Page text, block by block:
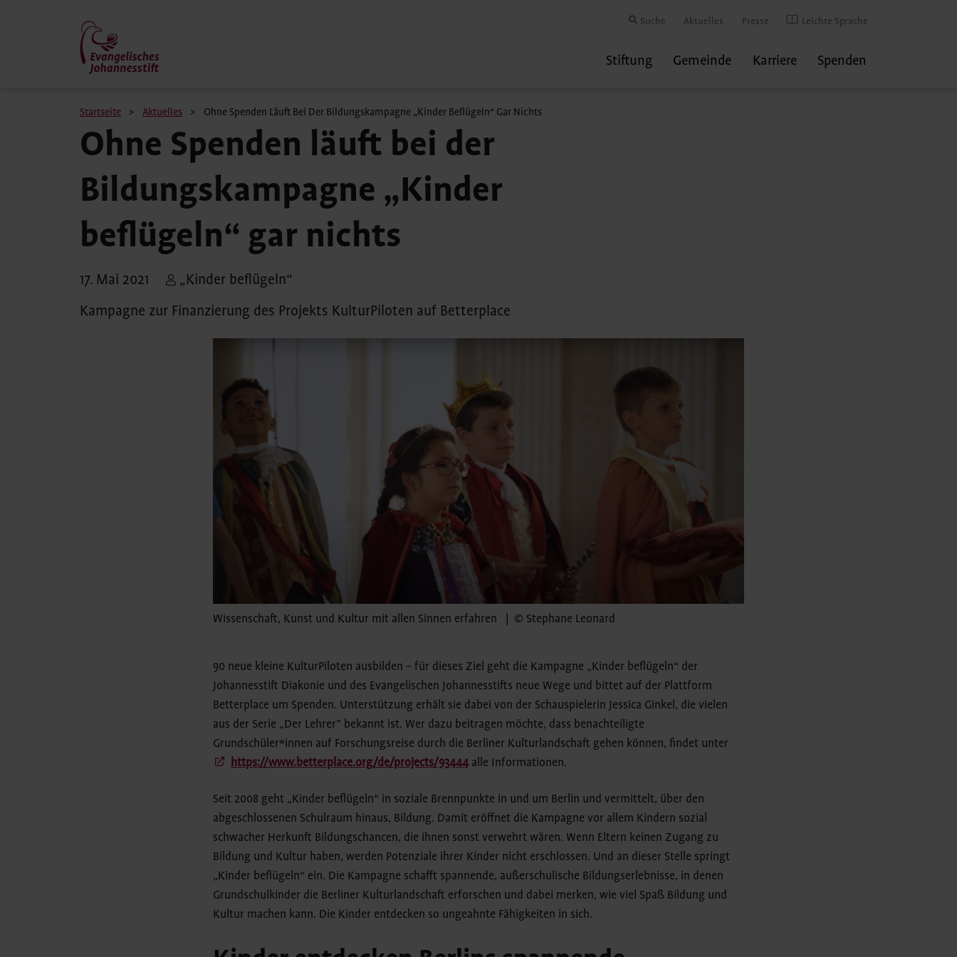
Suche Aktuelles Presse Leichte Sprache
Stiftung Gemeinde Karriere Spenden
Pfadnavigation
Startseite Aktuelles Ohne Spenden Läuft Bei Der Bildungskampagne „Kinder Beflügeln“ Gar Nichts
Ohne Spenden läuft bei der
Bildungskampagne „Kinder
beflügeln“ gar nichts
17. Mai 2021
„Kinder beflügeln“
Kampagne zur Finanzierung des Projekts KulturPiloten auf Betterplace
Wissenschaft, Kunst und Kultur mit allen Sinnen erfahren | © Stephane Leonard
90 neue kleine KulturPiloten ausbilden – für dieses Ziel geht die Kampagne „Kinder beflügeln“ der
Johannesstift Diakonie und des Evangelischen Johannesstifts neue Wege und bittet auf der Plattform
Betterplace um Spenden. Unterstützung erhält sie dabei von der Schauspielerin Jessica Ginkel, die vielen
aus der Serie „Der Lehrer” bekannt ist. Wer dazu beitragen möchte, dass benachteiligte
Grundschüler*innen auf Forschungsreise durch die Berliner Kulturlandschaft gehen können, findet unter
https://www.betterplace.org/de/projects/93444alle Informationen.
Seit 2008 geht „Kinder beflügeln“ in soziale Brennpunkte in und um Berlin und vermittelt, über den
abgeschlossenen Schulraum hinaus, Bildung. Damit eröffnet die Kampagne vor allem Kindern sozial
schwacher Herkunft Bildungschancen, die ihnen sonst verwehrt wären. Wenn Eltern keinen Zugang zu
Bildung und Kultur haben, werden Potenziale ihrer Kinder nicht erschlossen. Und an dieser Stelle springt
„Kinder beflügeln“ ein. Die Kampagne schafft spannende, außerschulische Bildungserlebnisse, in denen
Grundschulkinder die Berliner Kulturlandschaft erforschen und dabei merken, wie viel Spaß Bildung und
Kultur machen kann. Die Kinder entdecken so ungeahnte Fähigkeiten in sich.